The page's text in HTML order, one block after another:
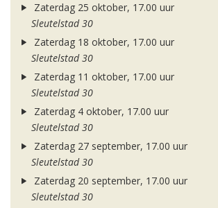
Zaterdag 25 oktober, 17.00 uur
Sleutelstad 30
Zaterdag 18 oktober, 17.00 uur
Sleutelstad 30
Zaterdag 11 oktober, 17.00 uur
Sleutelstad 30
Zaterdag 4 oktober, 17.00 uur
Sleutelstad 30
Zaterdag 27 september, 17.00 uur
Sleutelstad 30
Zaterdag 20 september, 17.00 uur
Sleutelstad 30